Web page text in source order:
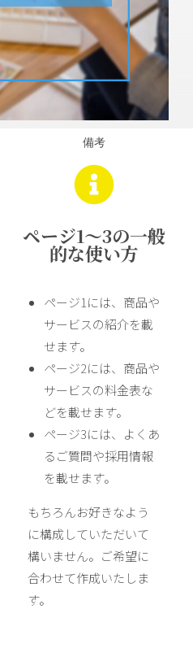
備考
ページ1〜3の一般
的な使い方
ページ1には、商品や
サービスの紹介を載
せます。
ページ2には、商品や
サービスの料金表な
どを載せます。
ページ3には、よくあ
るご質問や採用情報
を載せます。
もちろんお好きなよう
に構成していただいて
構いません。ご希望に
合わせて作成いたしま
す。